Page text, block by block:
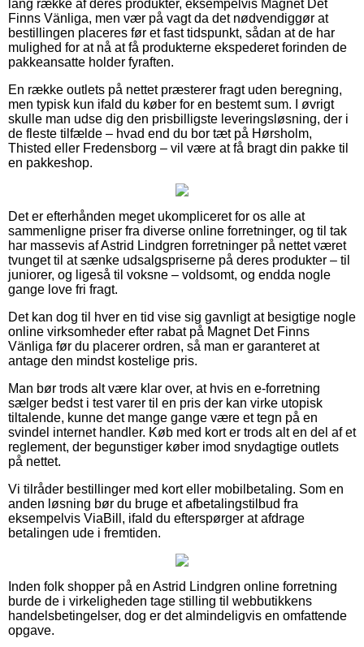
lang række af deres produkter, eksempelvis Magnet Det
Finns Vänliga, men vær på vagt da det nødvendiggør at
bestillingen placeres før et fast tidspunkt, sådan at de har
mulighed for at nå at få produkterne ekspederet forinden de
pakkeansatte holder fyraften.
En række outlets på nettet præsterer fragt uden beregning,
men typisk kun ifald du køber for en bestemt sum. I øvrigt
skulle man udse dig den prisbilligste leveringsløsning, der i
de fleste tilfælde – hvad end du bor tæt på Hørsholm,
Thisted eller Fredensborg – vil være at få bragt din pakke til
en pakkeshop.
Det er efterhånden meget ukompliceret for os alle at
sammenligne priser fra diverse online forretninger, og til tak
har massevis af Astrid Lindgren forretninger på nettet været
tvunget til at sænke udsalgspriserne på deres produkter – til
juniorer, og ligeså til voksne – voldsomt, og endda nogle
gange love fri fragt.
Det kan dog til hver en tid vise sig gavnligt at besigtige nogle
online virksomheder efter rabat på Magnet Det Finns
Vänliga før du placerer ordren, så man er garanteret at
antage den mindst kostelige pris.
Man bør trods alt være klar over, at hvis en e-forretning
sælger bedst i test varer til en pris der kan virke utopisk
tiltalende, kunne det mange gange være et tegn på en
svindel internet handler. Køb med kort er trods alt en del af et
reglement, der begunstiger køber imod snydagtige outlets
på nettet.
Vi tilråder bestillinger med kort eller mobilbetaling. Som en
anden løsning bør du bruge et afbetalingstilbud fra
eksempelvis ViaBill, ifald du efterspørger at afdrage
betalingen ude i fremtiden.
Inden folk shopper på en Astrid Lindgren online forretning
burde de i virkeligheden tage stilling til webbutikkens
handelsbetingelser, dog er det almindeligvis en omfattende
opgave.